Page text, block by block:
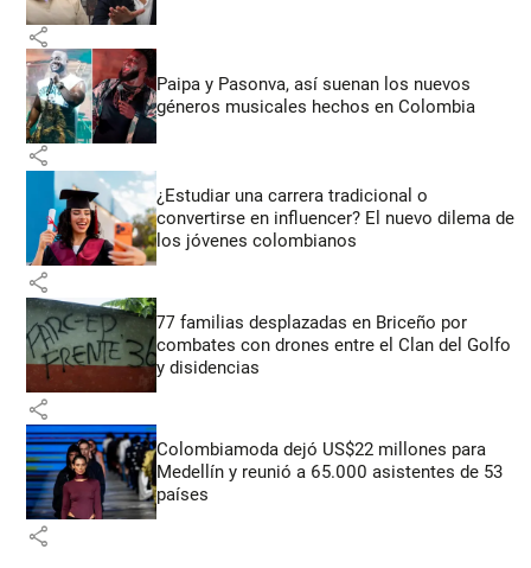
share
Paipa y Pasonva, así suenan los nuevos
géneros musicales hechos en Colombia
share
¿Estudiar una carrera tradicional o
convertirse en influencer? El nuevo dilema de
los jóvenes colombianos
share
77 familias desplazadas en Briceño por
combates con drones entre el Clan del Golfo
y disidencias
share
Colombiamoda dejó US$22 millones para
Medellín y reunió a 65.000 asistentes de 53
países
share